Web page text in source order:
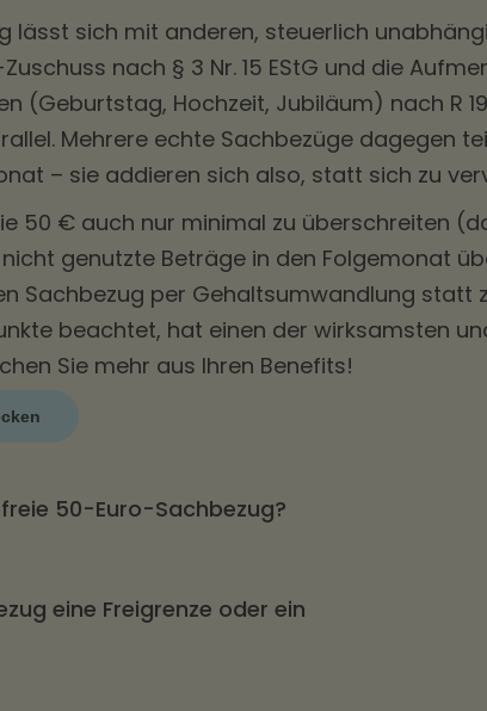
lässt sich mit anderen, steuerlich
nach § 3 Nr. 15 EStG und die
(Geburtstag, Hochzeit, Jubiläum) nach R
Mehrere echte Sachbezüge dagegen
– sie addieren sich also, statt sich zu
50 € auch nur minimal zu überschreiten
genutzte Beträge in den Folgemonat
Sachbezug per Gehaltsumwandlung statt
beachtet, hat einen der wirksamsten
Sie mehr aus Ihren Benefits!
50-Euro-Sachbezug?
2 Satz 11 EStG). Die Grenze gilt seit dem 1.
2026 bestehen; davor lag sie bei 44 €.
eine Freigrenze oder ein